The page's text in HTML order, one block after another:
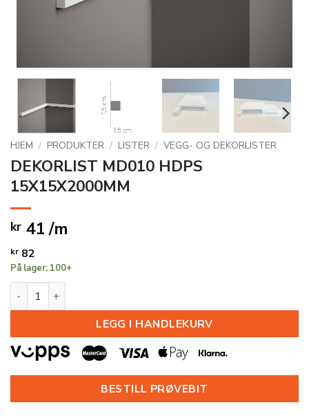
HJEM / PRODUKTER / LISTER / VEGG- OG DEKORLISTER
DEKORLIST MD010 HDPS
15X15X2000MM
kr 41 /m
kr 82
På lager: 100+
DEKORLIST MD010 HDPS 15X15X2000MM antall
LEGG I HANDLEKURV
BESTILL PRØVEBIT